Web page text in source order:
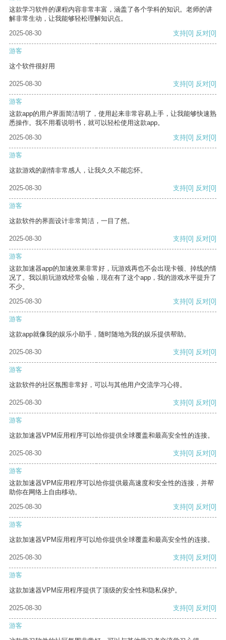
这款学习软件的课程内容非常丰富，涵盖了各个学科的知识。老师的讲
解非常生动，让我能够轻松理解知识点。
2025-08-30
支持[0] 反对[0]
游客
这个软件很好用
2025-08-30 支持[0] 反对[0]
游客
这款app的用户界面简洁明了，使用起来非常容易上手，让我能够快速熟
悉操作。我不用看说明书，就可以轻松使用这款app。
2025-08-30
支持[0] 反对[0]
游客
这款游戏的剧情非常感人，让我久久不能忘怀。
2025-08-30 支持[0] 反对[0]
游客
这款软件的界面设计非常简洁，一目了然。
2025-08-30 支持[0] 反对[0]
游客
这款加速器app的加速效果非常好，玩游戏再也不会出现卡顿、掉线的情
况了。我以前玩游戏经常会输，现在有了这个app，我的游戏水平提升了
不少。
2025-08-30
支持[0] 反对[0]
游客
这款app就像我的娱乐小助手，随时随地为我的娱乐提供帮助。
2025-08-30 支持[0] 反对[0]
游客
这款软件的社区氛围非常好，可以与其他用户交流学习心得。
2025-08-30 支持[0] 反对[0]
游客
这款加速器VPM应用程序可以给你提供全球覆盖和最高安全性的连接。
2025-08-30 支持[0] 反对[0]
游客
这款加速器VPM应用程序可以给你提供最高速度和安全性的连接，并帮
助你在网络上自由移动。
2025-08-30
支持[0] 反对[0]
游客
这款加速器VPM应用程序可以给你提供全球覆盖和最高安全性的连接。
2025-08-30 支持[0] 反对[0]
游客
这款加速器VPM应用程序提供了顶级的安全性和隐私保护。
2025-08-30 支持[0] 反对[0]
游客